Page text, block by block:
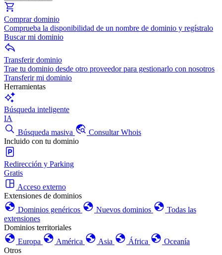
Comprar dominio
Comprueba la disponibilidad de un nombre de dominio y regístralo
Buscar mi dominio
Transferir dominio
Trae tu dominio desde otro proveedor para gestionarlo con nosotros
Transferir mi dominio
Herramientas
Búsqueda inteligente
IA
Búsqueda masiva
Consultar Whois
Incluido con tu dominio
Redirección y Parking
Gratis
Acceso externo
Extensiones de dominios
Dominios genéricos
Nuevos dominios
Todas las
extensiones
Dominios territoriales
Europa
América Asia África
Oceanía
Otros